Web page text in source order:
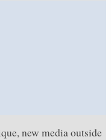
new media outside